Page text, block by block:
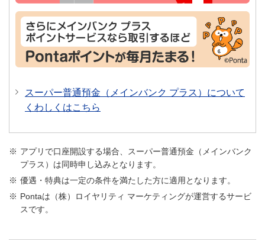
店舗での口座開設についてくわしくはこちら
本人確認書類等は有効期限内、または発行日から6ヵ月以
内のものに限ります。
在留カードをお持ちのお客さまはご提示ください（在留期
2026年6月14日以降に発行された在留カードをお持ちのお
客さまは、追加でパスポートや住民票などのご提示をお願
預金口座の開設時にはマイナンバーの届け出をご依頼して
おります。
わしくはこちら
スーパー普通預金（メインバンク プラス）について
くわしくはこちら
アプリで口座開設する場合、スーパー普通預金（メインバンク
プラス）は同時申し込みとなります。
優遇・特典は一定の条件を満たした方に適用となります。
Pontaは（株）ロイヤリティ マーケティングが運営するサービ
スです。